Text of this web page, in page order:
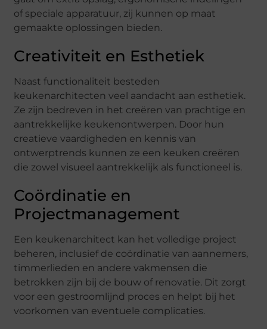
of speciale apparatuur, zij kunnen op maat
gemaakte oplossingen bieden.
Creativiteit en Esthetiek
Naast functionaliteit besteden
keukenarchitecten veel aandacht aan esthetiek.
Ze zijn bedreven in het creëren van prachtige en
aantrekkelijke keukenontwerpen. Door hun
creatieve vaardigheden en kennis van
ontwerptrends kunnen ze een keuken creëren
die zowel visueel aantrekkelijk als functioneel is.
Coördinatie en
Projectmanagement
Een keukenarchitect kan het volledige project
beheren, inclusief de coördinatie van aannemers,
timmerlieden en andere vakmensen die
betrokken zijn bij de bouw of renovatie. Dit zorgt
voor een gestroomlijnd proces en helpt bij het
voorkomen van eventuele complicaties.